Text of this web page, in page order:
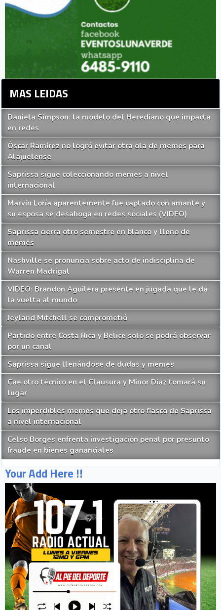
MAS LEIDAS
Daniela Simpson: la modelo del Herediano que impacta
en redes
Óscar Ramírez no logró evitar otra ola de memes para
Alajuelense
Saprissa sigue coleccionando memes a nivel
internacional
Marvin Loría aparentemente fue captado con amante y
su esposa se desahoga en redes sociales (VIDEO)
Saprissa cierra otro semestre en blanco y lleno de
memes
Nashville se pronuncia sobre acto de indisciplina de
Warren Madrigal
VIDEO: Brandon Aguilera presente en jugada que le da
la vuelta al mundo
Jeyland Mitchell se comprometió
Partido entre Costa Rica y Belice solo se podrá observar
por un canal
Saprissa sigue llenándose de dudas y memes
Cae otro técnico en el Clausura y Minor Díaz tomará su
lugar
Los imperdibles memes que deja otro fiasco de Saprissa
a nivel internacional
Celso Borges enfrenta investigación penal por presunto
fraude en bienes gananciales
Your Add Here !!